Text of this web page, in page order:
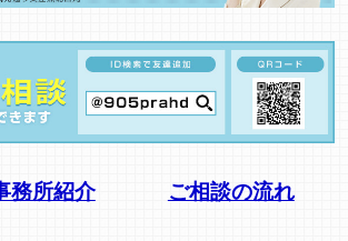
務所紹介 ご相談の流れ